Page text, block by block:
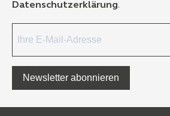
Datenschutzerklärung.
Newsletter abonnieren